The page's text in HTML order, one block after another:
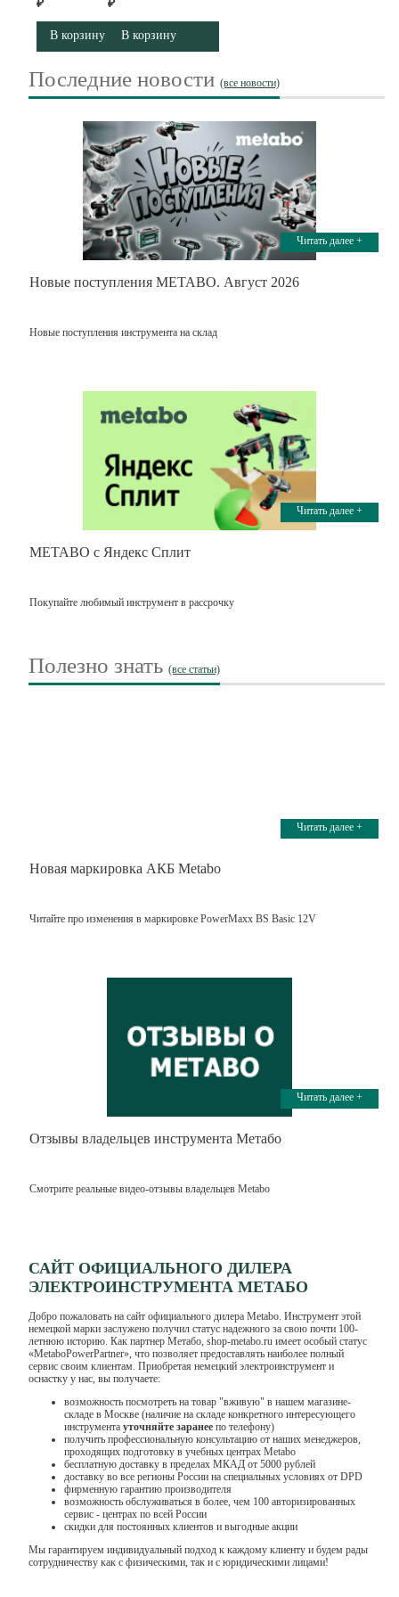
₽
В корзину
₽
В корзину
Последние новости (все новости)
Читать далее +
Новые поступления METABO. Август 2026
Новые поступления инструмента на склад
Читать далее +
METABO с Яндекс Сплит
Покупайте любимый инструмент в рассрочку
Полезно знать (все статьи)
Читать далее +
Новая маркировка АКБ Metabo
Читайте про изменения в маркировке PowerMaxx BS Basic 12V
Читать далее +
Отзывы владельцев инструмента Метабо
Смотрите реальные видео-отзывы владельцев Metabo
САЙТ ОФИЦИАЛЬНОГО ДИЛЕРА
ЭЛЕКТРОИНСТРУМЕНТА МЕТАБО
Добро пожаловать на сайт официального дилера Metabo. Инструмент этой
немецкой марки заслужено получил статус надежного за свою почти 100-
летнюю историю. Как партнер Метабо, shop-metabo.ru имеет особый статус
«MetaboPowerPartner», что позволяет предоставлять наиболее полный
сервис своим клиентам. Приобретая немецкий электроинструмент и
оснастку у нас, вы получаете:
возможность посмотреть на товар "вживую" в нашем магазине-
складе в Москве (наличие на складе конкретного интересующего
инструмента уточняйте заранее по телефону)
получить профессиональную консультацию от наших менеджеров,
проходящих подготовку в учебных центрах Metabo
бесплатную доставку в пределах МКАД от 5000 рублей
доставку во все регионы России на специальных условиях от DPD
фирменную гарантию производителя
возможность обслуживаться в более, чем 100 авторизированных
сервис - центрах по всей России
скидки для постоянных клиентов и выгодные акции
Мы гарантируем индивидуальный подход к каждому клиенту и будем рады
сотрудничеству как с физическими, так и с юридическими лицами!